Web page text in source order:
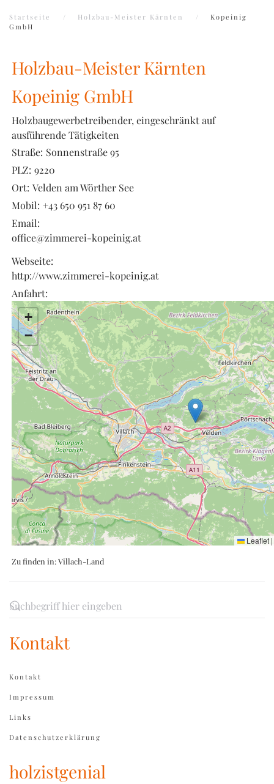
Startseite Holzbau-Meister Kärnten
Kopeinig
GmbH
Holzbau-Meister Kärnten
Kopeinig GmbH
Holzbaugewerbetreibender, eingeschränkt auf
ausführende Tätigkeiten
Straße: Sonnenstraße 95
PLZ: 9220
Ort: Velden am Wörther See
Mobil: +43 650 951 87 60
Email:
office@zimmerei-kopeinig.at
Webseite:
http://www.zimmerei-kopeinig.at
Anfahrt:
+
−
Leaflet |
Zu finden in:Villach-Land
Kontakt
Kontakt
Impressum
Links
Datenschutzerklärung
holzistgenial